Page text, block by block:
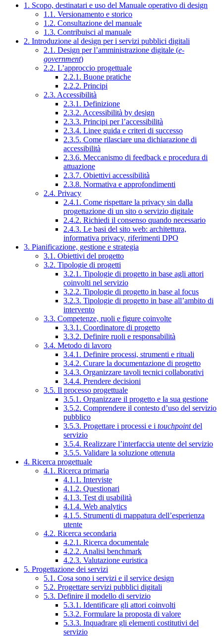
1. Scopo, destinatari e uso del Manuale operativo di design
1.1. Versionamento e storico
1.2. Consultazione del manuale
1.3. Contribuisci al manuale
2. Introduzione al design per i servizi pubblici digitali
2.1. Design per l’amministrazione digitale (e-
government)
2.2. L’approccio progettuale
2.2.1. Buone pratiche
2.2.2. Principi
2.3. Accessibilità
2.3.1. Definizione
2.3.2. Accessibilità by design
2.3.3. Principi per l’accessibilità
2.3.4. Linee guida e criteri di successo
2.3.5. Come rilasciare una dichiarazione di
accessibilità
2.3.6. Meccanismo di feedback e procedura di
attuazione
2.3.7. Obiettivi accessibilità
2.3.8. Normativa e approfondimenti
2.4. Privacy
2.4.1. Come rispettare la privacy sin dalla
progettazione di un sito o servizio digitale
2.4.2. Richiedi il consenso quando necessario
2.4.3. Le basi del sito web: architettura,
informativa privacy, riferimenti DPO
3. Pianificazione, gestione e strategia
3.1. Obiettivi del progetto
3.2. Tipologie di progetti
3.2.1. Tipologie di progetto in base agli attori
coinvolti nel servizio
3.2.2. Tipologie di progetto in base al focus
3.2.3. Tipologie di progetto in base all’ambito di
intervento
3.3. Competenze, ruoli e figure coinvolte
3.3.1. Coordinatore di progetto
3.3.2. Definire ruoli e responsabilità
3.4. Metodo di lavoro
3.4.1. Definire processi, strumenti e rituali
3.4.2. Curare la documentazione di progetto
3.4.3. Organizzare tavoli tecnici collaborativi
3.4.4. Prendere decisioni
3.5. Il processo progettuale
3.5.1. Organizzare il progetto e la sua gestione
3.5.2. Comprendere il contesto d’uso del servizio
pubblico
3.5.3. Progettare i processi e i touchpointdel
servizio
3.5.4. Realizzare l’interfaccia utente del servizio
3.5.5. Validare la soluzione ottenuta
4. Ricerca progettuale
4.1. Ricerca primaria
4.1.1. Interviste
4.1.2. Questionari
4.1.3. Test di usabilità
4.1.4. Web analytics
4.1.5. Strumenti di mappatura dell’esperienza
utente
4.2. Ricerca secondaria
4.2.1. Ricerca documentale
4.2.2. Analisi benchmark
4.2.3. Valutazione euristica
5. Progettazione dei servizi
5.1. Cosa sono i servizi e il service design
5.2. Progettare servizi pubblici digitali
5.3. Definire il modello di servizio
5.3.1. Identificare gli attori coinvolti
5.3.2. Formulare la proposta di valore
5.3.3. Inquadrare gli elementi costitutivi del
servizio